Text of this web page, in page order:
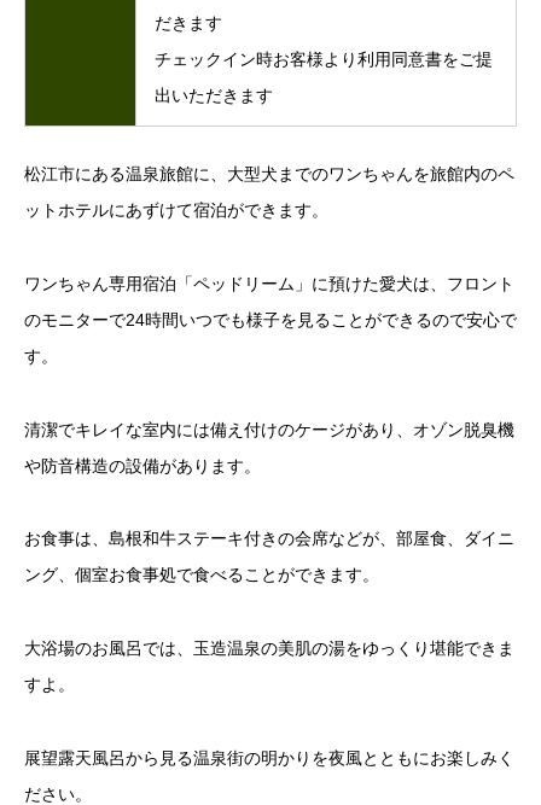
だきます
チェックイン時お客様より利用同意書をご提
出いただきます
松江市にある温泉旅館に、大型犬までのワンちゃんを旅館内のペ
ットホテルにあずけて宿泊ができます。
ワンちゃん専用宿泊「ペッドリーム」に預けた愛犬は、フロント
のモニターで24時間いつでも様子を見ることができるので安心で
す。
清潔でキレイな室内には備え付けのケージがあり、オゾン脱臭機
や防音構造の設備があります。
お食事は、島根和牛ステーキ付きの会席などが、部屋食、ダイニ
ング、個室お食事処で食べることができます。
大浴場のお風呂では、玉造温泉の美肌の湯をゆっくり堪能できま
すよ。
展望露天風呂から見る温泉街の明かりを夜風とともにお楽しみく
ださい。